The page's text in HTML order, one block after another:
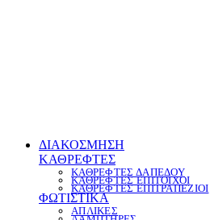
ΔΙΑΚΟΣΜΗΣΗ
ΚΑΘΡΕΦΤΕΣ
ΚΑΘΡΕΦΤΕΣ ΔΑΠΕΔΟΥ
ΚΑΘΡΕΦΤΕΣ ΕΠΙΤΟΙΧΟΙ
ΚΑΘΡΕΦΤΕΣ ΕΠΙΤΡΑΠΕΖΙΟΙ
ΦΩΤΙΣΤΙΚΑ
ΑΠΛΙΚΕΣ